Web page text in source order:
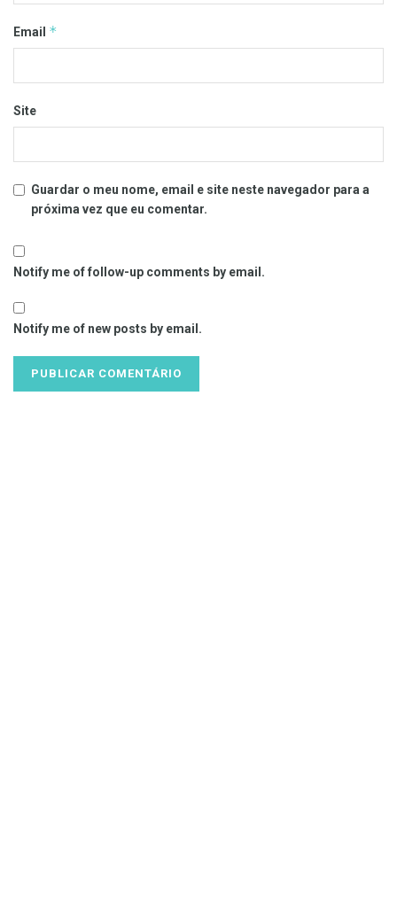
Email *
Site
Guardar o meu nome, email e site neste navegador para a
próxima vez que eu comentar.
Notify me of follow-up comments by email.
Notify me of new posts by email.